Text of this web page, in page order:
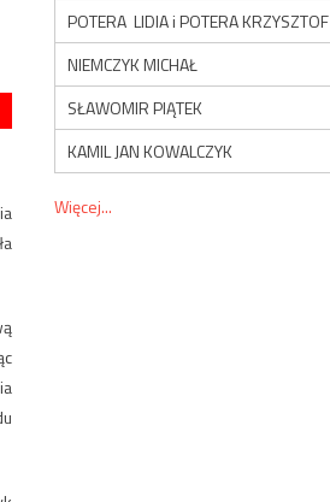
POTERA LIDIA i POTERA KRZYSZTOF
NIEMCZYK MICHAŁ
SŁAWOMIR PIĄTEK
KAMIL JAN KOWALCZYK
Więcej...